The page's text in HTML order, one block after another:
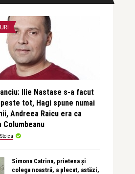
Ilie Nastase s-a facut
tot, Hagi spune numai
Andreea Raicu era ca
Columbeanu
Simona Catrina, prietena și
colega noastră, a plecat, astăzi,